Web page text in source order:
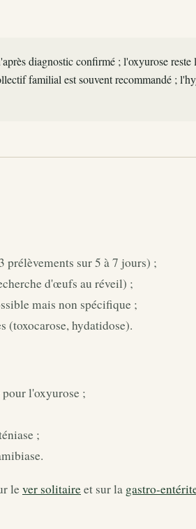
diagnostic confirmé ; l'oxyurose reste
familial est souvent recommandé ;
prélèvements sur 5 à 7 jours) ;
d'œufs au réveil) ;
mais non spécifique ;
(toxocarose, hydatidose).
l'oxyurose ;
;
lever solitaireet sur la gastro-